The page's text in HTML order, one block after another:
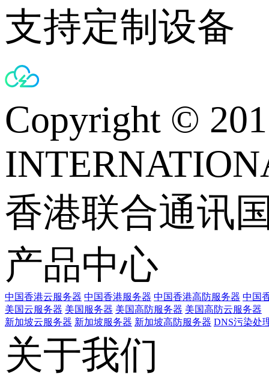
支持定制设备
Copyright ©
香港联合通讯
产品中心
中国香港云服务器 中国香港服务器 中国香港高防服务器 中国
美国云服务器 美国服务器 美国高防服务器 美国高防云服务器
新加坡云服务器 新加坡服务器 新加坡高防服务器 DNS污染处
关于我们